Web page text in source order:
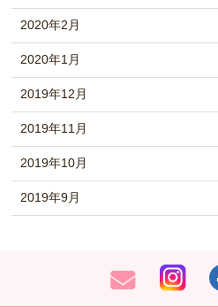
2020年2月
2020年1月
2019年12月
2019年11月
2019年10月
2019年9月